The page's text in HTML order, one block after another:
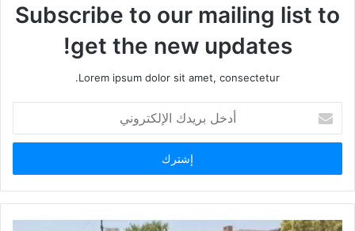
Subscribe to our mailing list to
get the new updates!
Lorem ipsum dolor sit amet, consectetur.
بريدك
الإلكتروني